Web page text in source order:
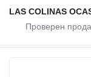
LAS COLINAS